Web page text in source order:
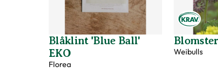
Blåklint 'Blue Ball'
EKO
Florea
Weibulls